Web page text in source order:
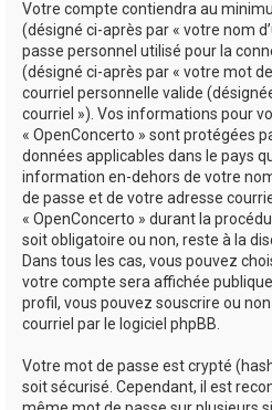
Votre compte contiendra au
(désigné ci-après par « votre nom
passe personnel utilisé pour la
(désigné ci-après par « votre mot
courriel personnelle valide
courriel »). Vos informations pour
« OpenConcerto » sont protégées
données applicables dans le pays
information en-dehors de votre
de passe et de votre adresse
« OpenConcerto » durant la
soit obligatoire ou non, reste à la
Dans tous les cas, vous pouvez
votre compte sera affichée
profil, vous pouvez souscrire ou
courriel par le logiciel phpBB.
Votre mot de passe est crypté
soit sécurisé. Cependant, il est